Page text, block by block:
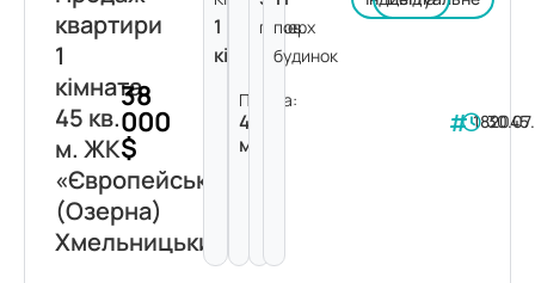
квартири
1
кімната
45 кв.
м. ЖК
«Європейський»
(Озерна)
Хмельницький
38
000
$
1
кімната
Площа:
45
м²
поверх
пов.
будинок
182045